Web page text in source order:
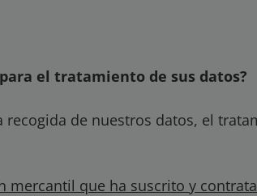
el tratamiento de sus datos?
recogida de nuestros datos, el
mercantil que ha suscrito y